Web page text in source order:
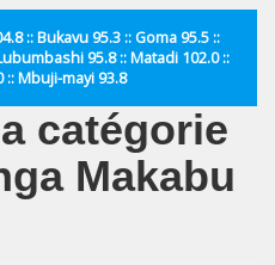
:: Bukavu 95.3 :: Goma 95.5 ::
95.8 :: Matadi 102.0 ::
:: Mbuji-mayi 93.8
catégorie
Makabu